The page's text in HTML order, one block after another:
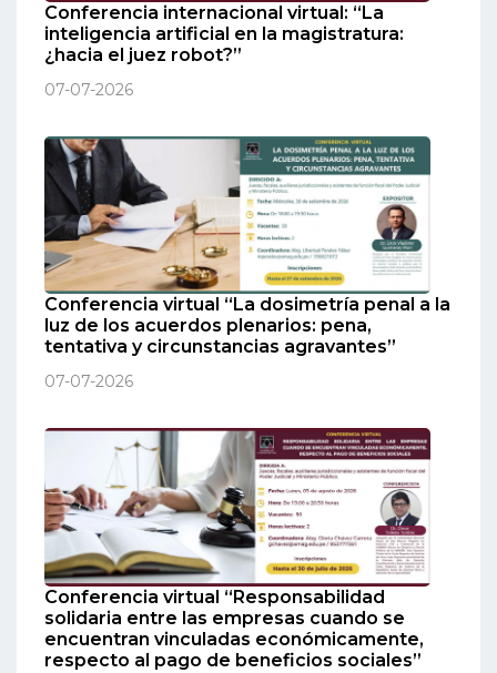
Conferencia internacional virtual: “La
inteligencia artificial en la magistratura:
¿hacia el juez robot?”
07-07-2026
Conferencia virtual “La dosimetría penal a la
luz de los acuerdos plenarios: pena,
tentativa y circunstancias agravantes”
07-07-2026
Conferencia virtual “Responsabilidad
solidaria entre las empresas cuando se
encuentran vinculadas económicamente,
respecto al pago de beneficios sociales”